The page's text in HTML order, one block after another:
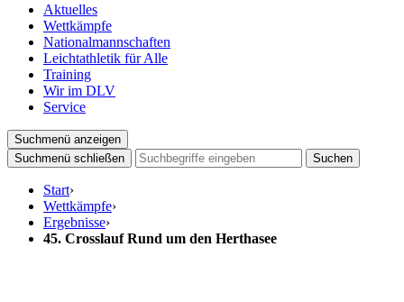
Aktuelles
Wettkämpfe
Nationalmannschaften
Leichtathletik für Alle
Training
Wir im DLV
Service
Suchmenü anzeigen
Suchmenü schließen
Suchen
Start›
Wettkämpfe›
Ergebnisse›
45. Crosslauf Rund um den Herthasee